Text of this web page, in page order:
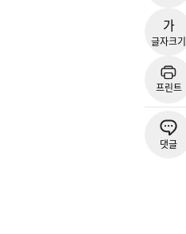
가
글자크기
프린트
댓글